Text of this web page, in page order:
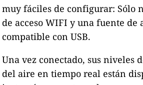
muy fáciles de configurar: Sólo
de acceso WIFI y una fuente de
compatible con USB.
Una vez conectado, sus niveles
del aire en tiempo real están